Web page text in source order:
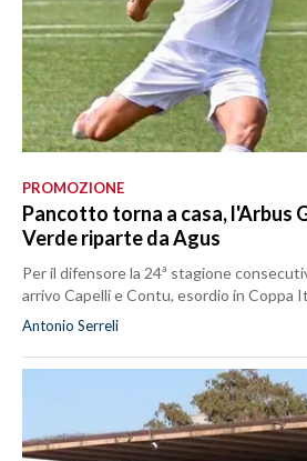
PROMOZIONE
Pancotto torna a casa, l'Arbus
Verde riparte da Agus
Per il difensore la 24ª stagione
arrivo Capelli e Contu, esordio in Coppa
Antonio Serreli